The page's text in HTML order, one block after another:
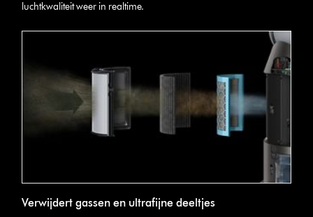
luchtkwaliteit weer in realtime.
Verwijdert gassen en ultrafijne deeltjes